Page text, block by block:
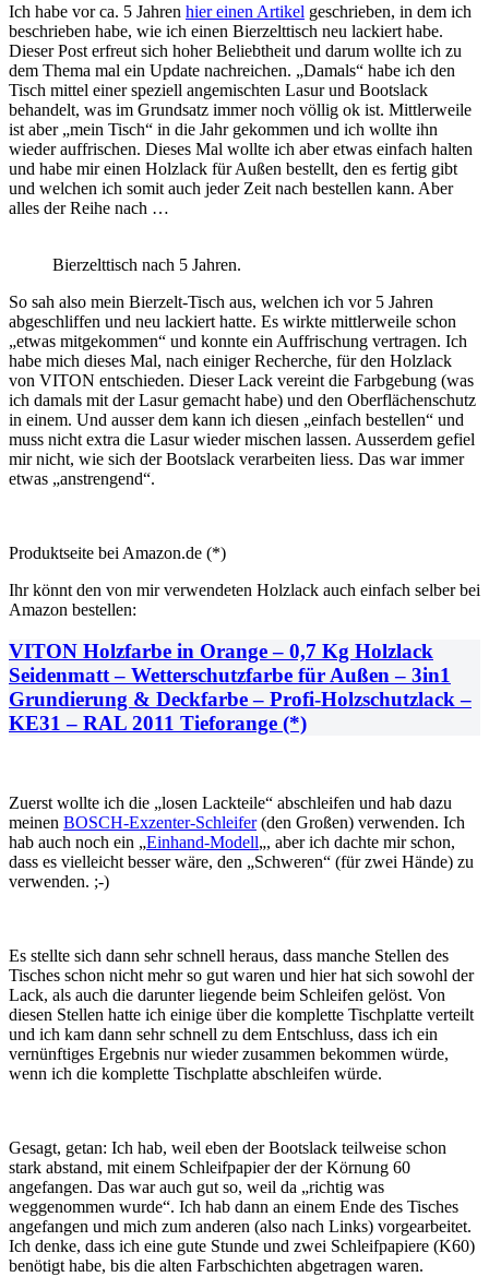
Ich habe vor ca. 5 Jahren hier einen Artikel geschrieben, in dem ich
beschrieben habe, wie ich einen Bierzelttisch neu lackiert habe.
Dieser Post erfreut sich hoher Beliebtheit und darum wollte ich zu
dem Thema mal ein Update nachreichen. „Damals“ habe ich den
Tisch mittel einer speziell angemischten Lasur und Bootslack
behandelt, was im Grundsatz immer noch völlig ok ist. Mittlerweile
ist aber „mein Tisch“ in die Jahr gekommen und ich wollte ihn
wieder auffrischen. Dieses Mal wollte ich aber etwas einfach halten
und habe mir einen Holzlack für Außen bestellt, den es fertig gibt
und welchen ich somit auch jeder Zeit nach bestellen kann. Aber
alles der Reihe nach …
Bierzelttisch nach 5 Jahren.
So sah also mein Bierzelt-Tisch aus, welchen ich vor 5 Jahren
abgeschliffen und neu lackiert hatte. Es wirkte mittlerweile schon
„etwas mitgekommen“ und konnte ein Auffrischung vertragen. Ich
habe mich dieses Mal, nach einiger Recherche, für den Holzlack
von VITON entschieden. Dieser Lack vereint die Farbgebung (was
ich damals mit der Lasur gemacht habe) und den Oberflächenschutz
in einem. Und ausser dem kann ich diesen „einfach bestellen“ und
muss nicht extra die Lasur wieder mischen lassen. Ausserdem gefiel
mir nicht, wie sich der Bootslack verarbeiten liess. Das war immer
etwas „anstrengend“.
Produktseite bei Amazon.de (*)
Ihr könnt den von mir verwendeten Holzlack auch einfach selber bei
Amazon bestellen:
VITON Holzfarbe in Orange – 0,7 Kg Holzlack
Seidenmatt – Wetterschutzfarbe für Außen – 3in1
Grundierung & Deckfarbe – Profi-Holzschutzlack –
KE31 – RAL 2011 Tieforange (*)
Zuerst wollte ich die „losen Lackteile“ abschleifen und hab dazu
meinen BOSCH-Exzenter-Schleifer(den Großen) verwenden. Ich
hab auch noch ein „Einhand-Modell„, aber ich dachte mir schon,
dass es vielleicht besser wäre, den „Schweren“ (für zwei Hände) zu
verwenden. ;-)
Es stellte sich dann sehr schnell heraus, dass manche Stellen des
Tisches schon nicht mehr so gut waren und hier hat sich sowohl der
Lack, als auch die darunter liegende beim Schleifen gelöst. Von
diesen Stellen hatte ich einige über die komplette Tischplatte verteilt
und ich kam dann sehr schnell zu dem Entschluss, dass ich ein
vernünftiges Ergebnis nur wieder zusammen bekommen würde,
wenn ich die komplette Tischplatte abschleifen würde.
Gesagt, getan: Ich hab, weil eben der Bootslack teilweise schon
stark abstand, mit einem Schleifpapier der der Körnung 60
angefangen. Das war auch gut so, weil da „richtig was
weggenommen wurde“. Ich hab dann an einem Ende des Tisches
angefangen und mich zum anderen (also nach Links) vorgearbeitet.
Ich denke, dass ich eine gute Stunde und zwei Schleifpapiere (K60)
benötigt habe, bis die alten Farbschichten abgetragen waren.